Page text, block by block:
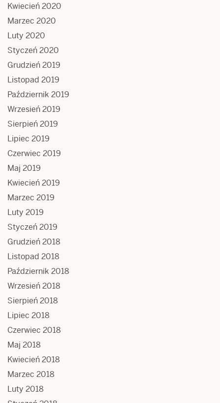
Kwiecień 2020
Marzec 2020
Luty 2020
Styczeń 2020
Grudzień 2019
Listopad 2019
Październik 2019
Wrzesień 2019
Sierpień 2019
Lipiec 2019
Czerwiec 2019
Maj 2019
Kwiecień 2019
Marzec 2019
Luty 2019
Styczeń 2019
Grudzień 2018
Listopad 2018
Październik 2018
Wrzesień 2018
Sierpień 2018
Lipiec 2018
Czerwiec 2018
Maj 2018
Kwiecień 2018
Marzec 2018
Luty 2018